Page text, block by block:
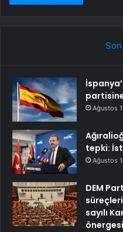
Ağustos
tepki:
Ağustos
DEM
sayılı